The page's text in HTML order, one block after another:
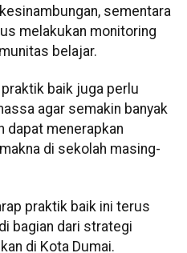
sementara
melakukan monitoring
belajar.
baik juga perlu
agar semakin banyak
dapat menerapkan
di sekolah masing-
praktik baik ini terus
bagian dari strategi
di Kota Dumai.